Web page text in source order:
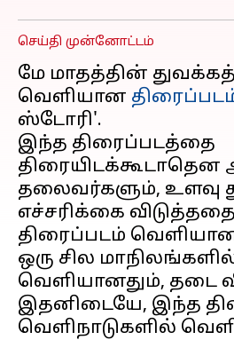
செய்தி முன்னோட்டம்
மே மாதத்தின்
வெளியான
ஸ்டோரி'.
இந்த திரைப்படத்தை
திரையிடக்கூடாதென
தலைவர்களும், உளவு
எச்சரிக்கை
திரைப்படம்
ஒரு சில
வெளியானதும், தடை
இதனிடையே, இந்த
வெளிநாடுகளில்